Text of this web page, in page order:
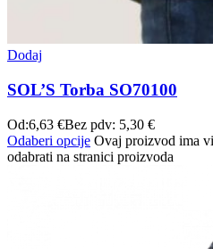
Dodaj
SOL’S Torba SO70100
Od:6,63 €Bez pdv: 5,30 €
Odaberi opcije Ovaj proizvod ima
odabrati na stranici proizvoda